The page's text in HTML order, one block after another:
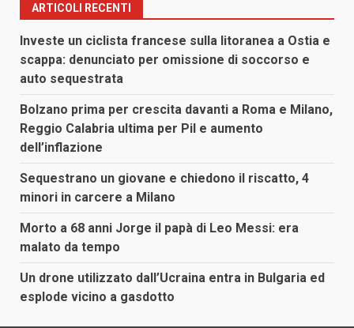
ARTICOLI RECENTI
Investe un ciclista francese sulla litoranea a Ostia e
scappa: denunciato per omissione di soccorso e
auto sequestrata
Bolzano prima per crescita davanti a Roma e Milano,
Reggio Calabria ultima per Pil e aumento
dell’inflazione
Sequestrano un giovane e chiedono il riscatto, 4
minori in carcere a Milano
Morto a 68 anni Jorge il papà di Leo Messi: era
malato da tempo
Un drone utilizzato dall’Ucraina entra in Bulgaria ed
esplode vicino a gasdotto